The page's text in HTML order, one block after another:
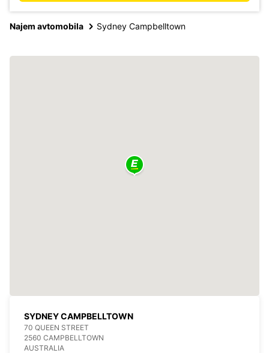
Najem avtomobila Sydney Campbelltown
SYDNEY CAMPBELLTOWN
70 QUEEN STREET
2560 CAMPBELLTOWN
AUSTRALIA